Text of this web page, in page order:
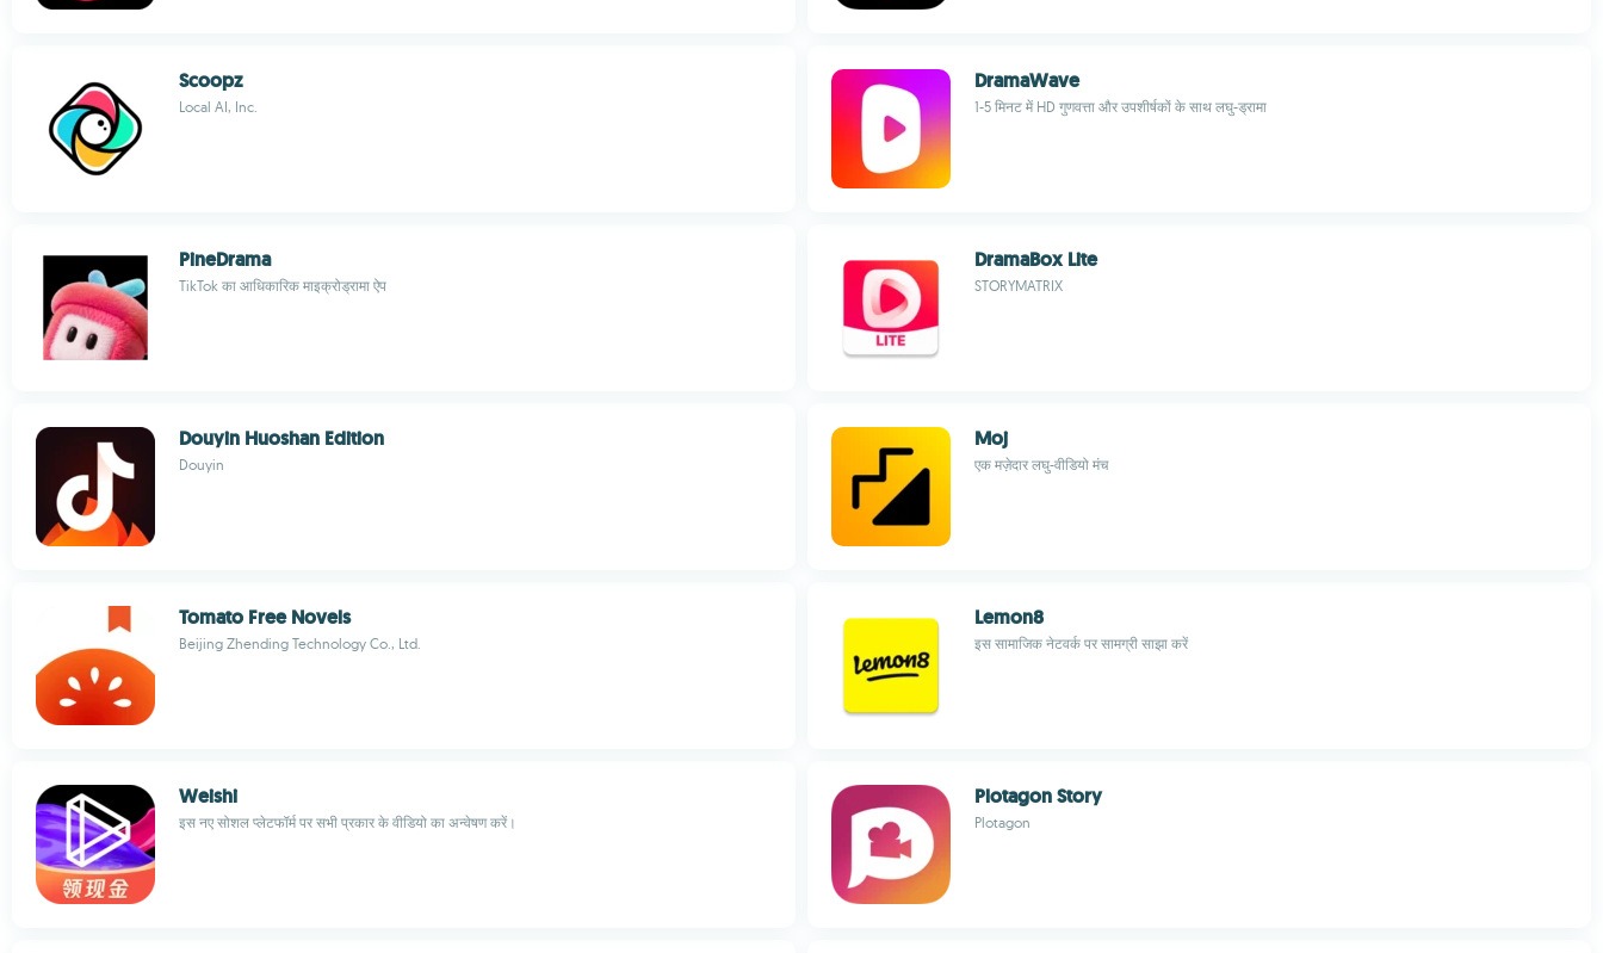
Scoopz
Local AI, Inc.
DramaWave
1-5 मिनट में HD गुणवत्ता और उपशीर्षकों के साथ लघु-ड्रामा
PineDrama
TikTok का आधिकारिक माइक्रोड्रामा ऐप
DramaBox Lite
STORYMATRIX
Douyin Huoshan Edition
Douyin
Moj
एक मज़ेदार लघु-वीडियो मंच
Tomato Free Novels
Beijing Zhending Technology Co., Ltd.
Lemon8
इस सामाजिक नेटवर्क पर सामग्री साझा करें
Weishi
इस नए सोशल प्लेटफॉर्म पर सभी प्रकार के वीडियो का अन्वेषण करें।
Plotagon Story
Plotagon